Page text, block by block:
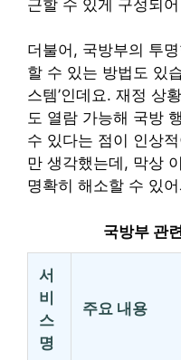
근할 수 있게 구성되
더불어, 국방부의 투
할 수 있는 방법도 있
스템’인데요. 재정 상
도 열람 가능해 국방
수 있다는 점이 인상
만 생각했는데, 막상
명확히 해소할 수 있
국방부 관
서
비
스
명
주요 내용